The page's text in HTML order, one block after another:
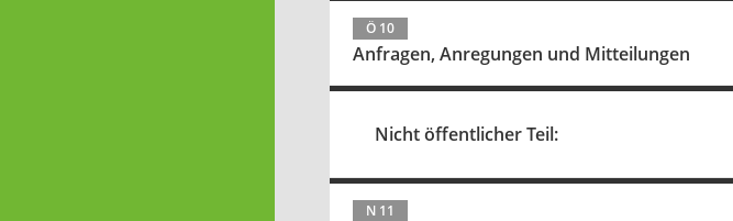
Ö 10
Anfragen, Anregungen und Mitteilungen
Nicht öffentlicher Teil:
N 11